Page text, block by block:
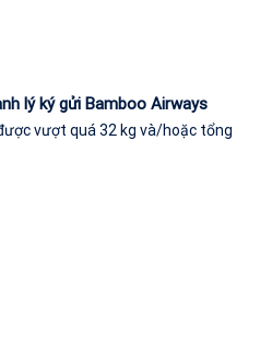
lý ký gửi Bamboo Airways
vượt quá 32 kg và/hoặc tổng